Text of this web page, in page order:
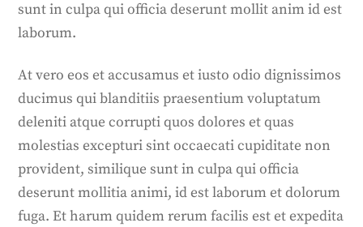
sunt in culpa qui officia deserunt mollit anim id est
laborum.
At vero eos et accusamus et iusto odio dignissimos
ducimus qui blanditiis praesentium voluptatum
deleniti atque corrupti quos dolores et quas
molestias excepturi sint occaecati cupiditate non
provident, similique sunt in culpa qui officia
deserunt mollitia animi, id est laborum et dolorum
fuga. Et harum quidem rerum facilis est et expedita